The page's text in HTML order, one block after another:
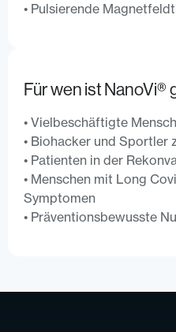
• Pulsierende
Für wen ist NanoVi®️
• Vielbeschäftigte
• Biohacker und Sportler
• Patienten in der
• Menschen mit Long
Symptomen
• Präventionsbewusste